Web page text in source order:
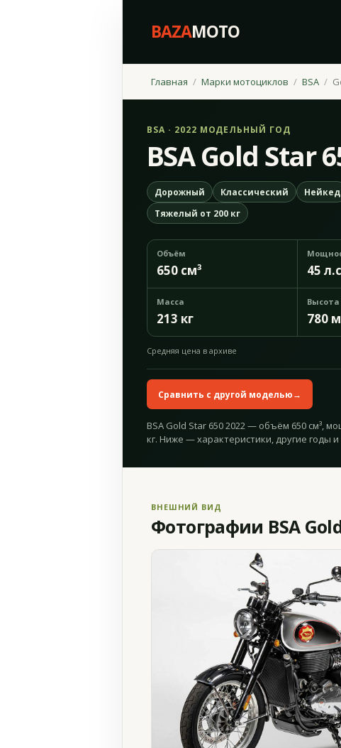
BAZAMOTO
Главная Марки мотоциклов BSA
BSA · 2022 МОДЕЛЬНЫЙ ГОД
BSA Gold Star
Дорожный Классический
Нейкед
Тяжелый от 200 кг
Объём
650 см³ 45
Масса
213 кг 780
Средняя цена в архиве
Сравнить с другой моделью→
BSA Gold Star 650 2022 — объём 650 см³,
кг. Ниже — характеристики, другие годы
ВНЕШНИЙ ВИД
Фотографии BSA